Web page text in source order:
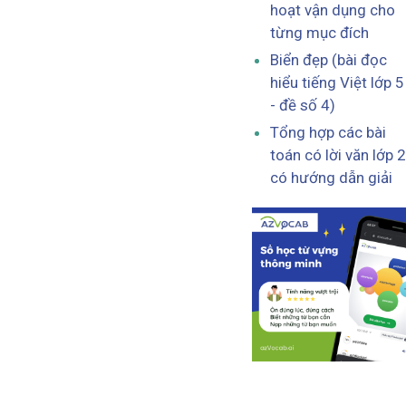
hoạt vận dụng cho
từng mục đích
Biển đẹp (bài đọc
hiểu tiếng Việt lớp 5
- đề số 4)
Tổng hợp các bài
toán có lời văn lớp 2
có hướng dẫn giải